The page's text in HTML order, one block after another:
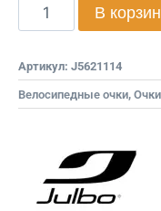
В
Артикул: J5621114
Велосипедные очки, Очки